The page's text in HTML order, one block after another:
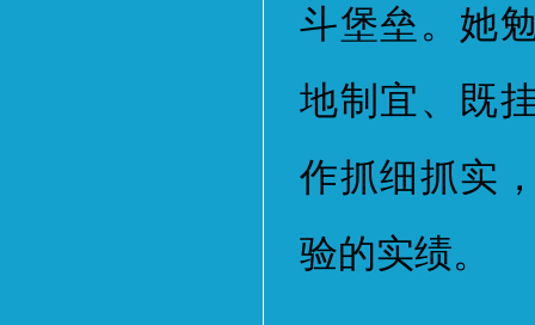
斗堡垒。她
地制宜、既
作抓细抓实
验的实绩。